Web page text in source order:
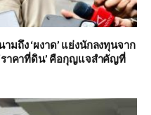
มถึง ‘ผงาด’ แย่งนักลงทุนจาก
ราคาที่ดิน’ คือกุญแจสำคัญที่